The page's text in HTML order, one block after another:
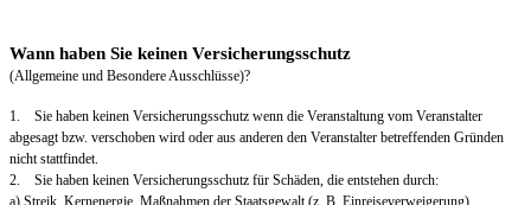
Wann haben Sie keinen Versicherungsschutz
(Allgemeine und Besondere Ausschlüsse)?
1. Sie haben keinen Versicherungsschutz wenn die Veranstaltung vom Veranstalter
abgesagt bzw. verschoben wird oder aus anderen den Veranstalter betreffenden Gründen
nicht stattfindet.
2. Sie haben keinen Versicherungsschutz für Schäden, die entstehen durch:
a) Streik, Kernenergie, Maßnahmen der Staatsgewalt (z. B. Einreiseverweigerung)